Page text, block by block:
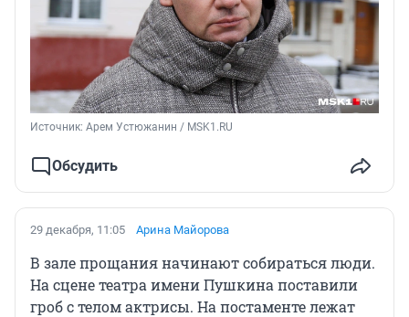
Источник: Арем Устюжанин / MSK1.RU
Обсудить
29 декабря, 11:05 Арина Майорова
В зале прощания начинают собираться люди.
На сцене театра имени Пушкина поставили
гроб с телом актрисы. На постаменте лежат